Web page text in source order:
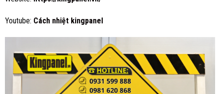
Youtube: Cách nhiệt kingpanel